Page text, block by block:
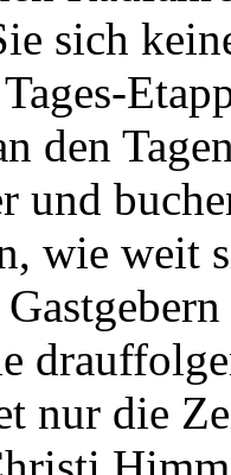
sich
den
und
wie weit
nur die